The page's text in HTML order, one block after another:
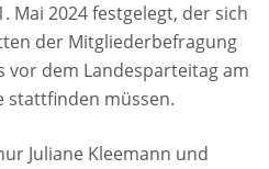
Mai 2024 festgelegt, der sich
der Mitgliederbefragung
vor dem Landesparteitag am
stattfinden müssen.
Juliane Kleemann und